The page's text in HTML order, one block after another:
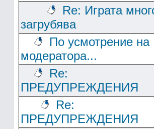
Re: Играта
загрубява
По усмотрение на
модератора...
Re:
ПРЕДУПРЕЖДЕНИЯ
Re:
ПРЕДУПРЕЖДЕНИЯ